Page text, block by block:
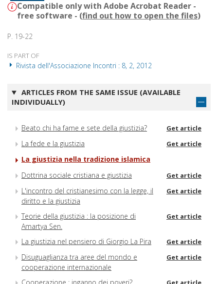
Compatible only with Adobe Acrobat Reader -
free software - (find out how to open the files)
P. 19-22
IS PART OF
Rivista dell'Associazione Incontri : 8, 2, 2012
ARTICLES FROM THE SAME ISSUE (AVAILABLE
INDIVIDUALLY)
Beato chi ha fame e sete della giustizia? Get article
La fede e la giustizia Get article
La giustizia nella tradizione islamica
Dottrina sociale cristiana e giustizia
Get article
L'incontro del cristianesimo con la legge, il
diritto e la giustizia
Get article
Teorie della giustizia : la posizione di
Amartya Sen.
Get article
La giustizia nel pensiero di Giorgio La Pira Get article
Disuguaglianza tra aree del mondo e
cooperazione internazionale
Get article